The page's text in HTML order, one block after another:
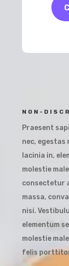
NON-
Praesent
nec, egestas
lacinia in,
molestie
consectetur
massa,
nisi.
elementum
molestie
felis